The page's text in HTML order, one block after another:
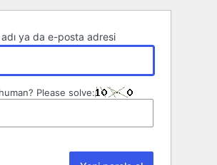
adı ya da e-posta adresi
Please solve: